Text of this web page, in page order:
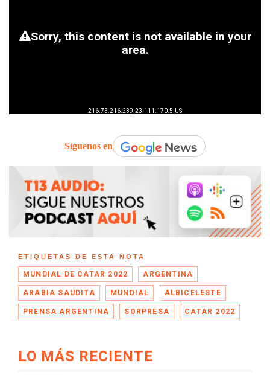
Síguenos en
ETIQUETAS DE ESTA NOTA
MUNDIAL DE CATAR 2022 ARGENTINA
ARABIA SAUDITA MUNDIAL ALBICELESTE
PRENSA ARGENTINA SORPRESA CATAR 2022
LO MÁS RECIENTE